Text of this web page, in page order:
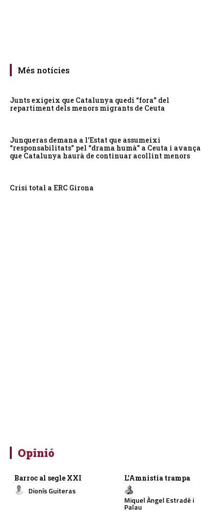
Més notícies
Junts exigeix que Catalunya quedi “fora” del
repartiment dels menors migrants de Ceuta
Junqueras demana a l’Estat que assumeixi
“responsabilitats” pel “drama humà” a Ceuta i avança
que Catalunya haurà de continuar acollint menors
Crisi total a ERC Girona
Opinió
Barroc al segle XXI
Dionís Guiteras
L’Amnistia trampa
Miquel Àngel Estradé i
Palau